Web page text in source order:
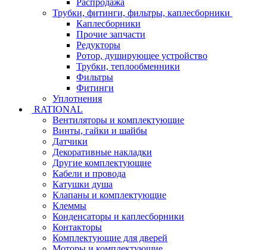
Трубки, фитинги, фильтры, каплесборники
Каплесборники
Прочие запчасти
Редукторы
Ротор, душирующее устройство
Трубки, теплообменники
Фильтры
Фитинги
Уплотнения
RATIONAL
Вентиляторы и комплектующие
Винты, гайки и шайбы
Датчики
Декоративные накладки
Другие комплектующие
Кабели и провода
Катушки душа
Клапаны и комплектующие
Клеммы
Конденсаторы и каплесборники
Контакторы
Комплектующие для дверей